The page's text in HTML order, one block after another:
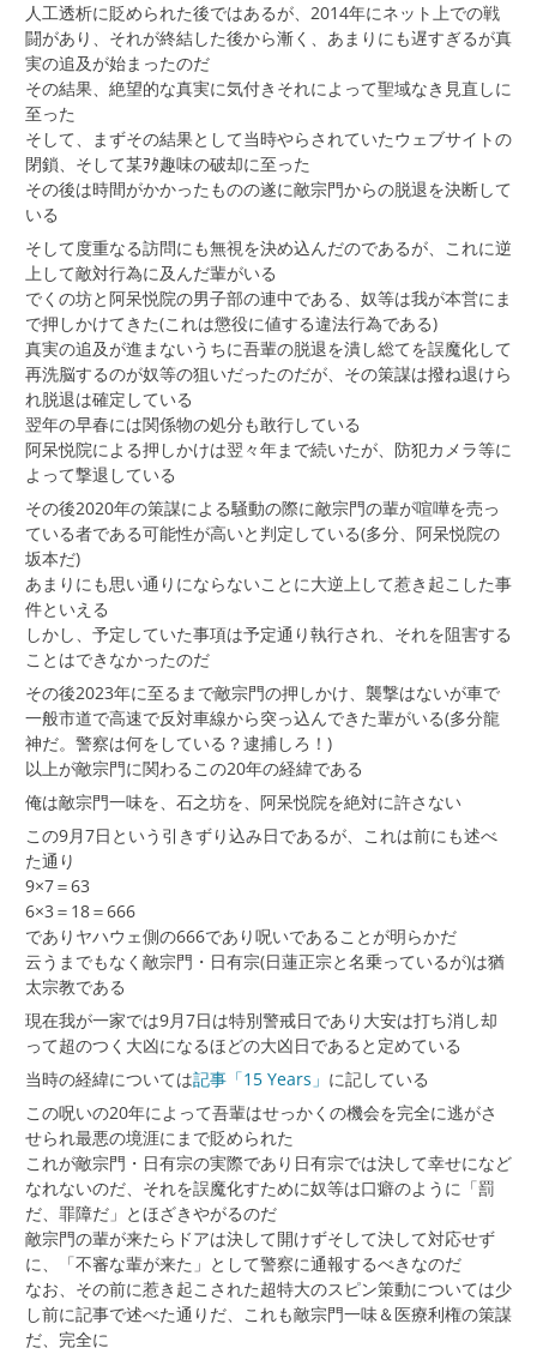
人工透析に貶められた後ではあるが、2014年にネット上での戦
闘があり、それが終結した後から漸く、あまりにも遅すぎるが真
実の追及が始まったのだ
その結果、絶望的な真実に気付きそれによって聖域なき見直しに
至った
そして、まずその結果として当時やらされていたウェブサイトの
閉鎖、そして某ｦﾀ趣味の破却に至った
その後は時間がかかったものの遂に敵宗門からの脱退を決断して
いる
そして度重なる訪問にも無視を決め込んだのであるが、これに逆
上して敵対行為に及んだ輩がいる
でくの坊と阿呆悦院の男子部の連中である、奴等は我が本営にま
で押しかけてきた(これは懲役に値する違法行為である)
真実の追及が進まないうちに吾輩の脱退を潰し総てを誤魔化して
再洗脳するのが奴等の狙いだったのだが、その策謀は撥ね退けら
れ脱退は確定している
翌年の早春には関係物の処分も敢行している
阿呆悦院による押しかけは翌々年まで続いたが、防犯カメラ等に
よって撃退している
その後2020年の策謀による騒動の際に敵宗門の輩が喧嘩を売っ
ている者である可能性が高いと判定している(多分、阿呆悦院の
坂本だ)
あまりにも思い通りにならないことに大逆上して惹き起こした事
件といえる
しかし、予定していた事項は予定通り執行され、それを阻害する
ことはできなかったのだ
その後2023年に至るまで敵宗門の押しかけ、襲撃はないが車で
一般市道で高速で反対車線から突っ込んできた輩がいる(多分龍
神だ。警察は何をしている？逮捕しろ！)
以上が敵宗門に関わるこの20年の経緯である
俺は敵宗門一味を、石之坊を、阿呆悦院を絶対に許さない
この9月7日という引きずり込み日であるが、これは前にも述べ
た通り
9×7＝63
6×3＝18＝666
でありヤハウェ側の666であり呪いであることが明らかだ
云うまでもなく敵宗門・日有宗(日蓮正宗と名乗っているが)は猶
太宗教である
現在我が一家では9月7日は特別警戒日であり大安は打ち消し却
って超のつく大凶になるほどの大凶日であると定めている
当時の経緯については記事「15 Years」 に記している
この呪いの20年によって吾輩はせっかくの機会を完全に逃がさ
せられ最悪の境涯にまで貶められた
これが敵宗門・日有宗の実際であり日有宗では決して幸せになど
なれないのだ、それを誤魔化すために奴等は口癖のように「罰
だ、罪障だ」とほざきやがるのだ
敵宗門の輩が来たらドアは決して開けずそして決して対応せず
に、「不審な輩が来た」として警察に通報するべきなのだ
なお、その前に惹き起こされた超特大のスピン策動については少
し前に記事で述べた通りだ、これも敵宗門一味＆医療利権の策謀
だ、完全に